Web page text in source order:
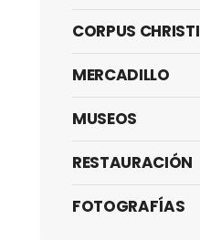
CORPUS CHRISTI
MERCADILLO
MUSEOS
RESTAURACIÓN
FOTOGRAFÍAS